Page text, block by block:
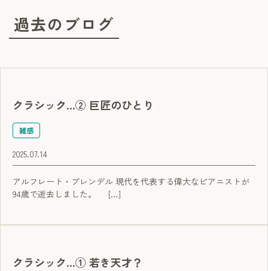
過去のブログ
クラシック…② 巨匠のひとり
雑感
2025.07.14
アルフレート・ブレンデル 現代を代表する偉大なピアニストが
94歳で逝去しました。 […]
クラシック…① 若き天才？